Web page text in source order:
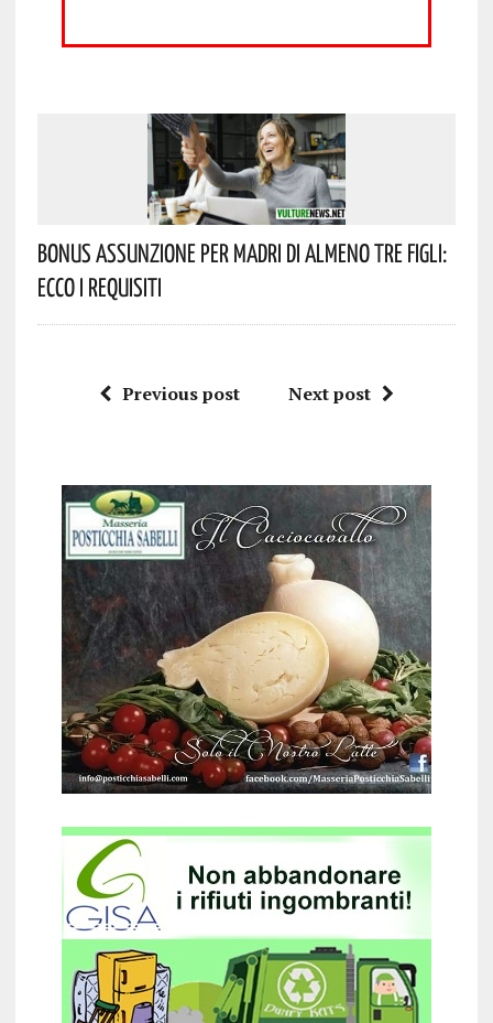
Bonus Assunzione Per Madri Di Almeno Tre Figli:
Ecco I Requisiti
Previous post Next post